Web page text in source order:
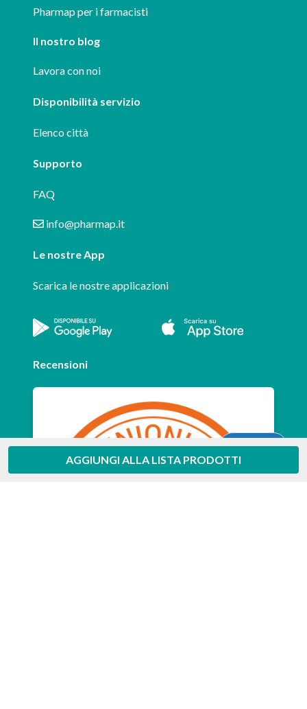
AGGIUNGI ALLA LISTA PRODOTTI
Pharmap per i farmacisti
Il nostro blog
Lavora con noi
Disponibilità servizio
Elenco città
Supporto
FAQ
info@pharmap.it
Le nostre App
Scarica le nostre applicazioni
Recensioni
Aiuto